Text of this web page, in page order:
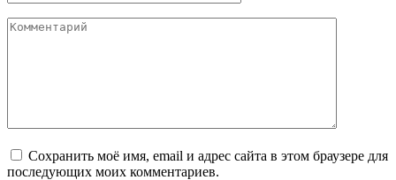
Комментарий
Сохранить моё имя, email и адрес сайта в этом браузере для
последующих моих комментариев.